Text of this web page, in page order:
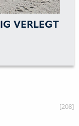
VERLEGT
[208]